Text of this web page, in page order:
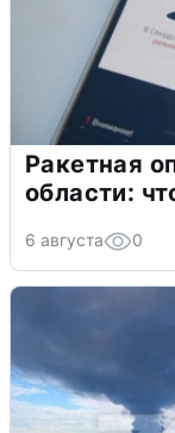
Ракетная
области:
6 августа 0